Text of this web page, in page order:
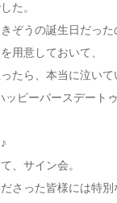
た。
ぞうの誕生日だった
用意しておいて、
たら、本当に泣いて
ッピーバースデート
、サイン会。
さった皆様には特別